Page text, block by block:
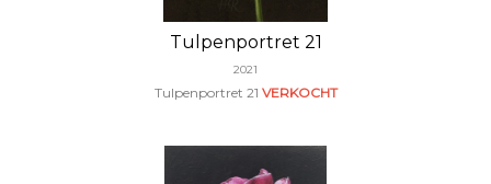
Tulpenportret 21
2021
Tulpenportret 21 VERKOCHT